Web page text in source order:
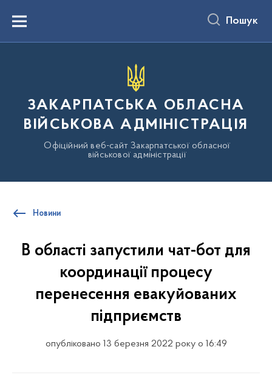
вмістуMenu Пошук
ЗАКАРПАТСЬКА ОБЛАСНА
ВІЙСЬКОВА АДМІНІСТРАЦІЯ
Офіційний веб-сайт Закарпатської обласної
військової адміністрації
Новини
В області запустили чат-бот для
координації процесу
перенесення евакуйованих
підприємств
опубліковано 13 березня 2022 року о 16:49